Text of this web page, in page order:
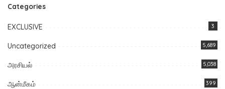
Categories
EXCLUSIVE 3
Uncategorized 5,689
அரசியல் 5,038
ஆன்மீகம் 399